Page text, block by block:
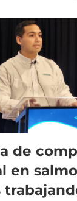
de
en